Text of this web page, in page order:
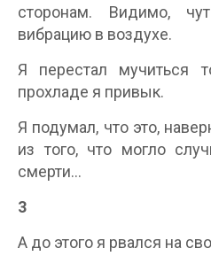
сторонам. Видимо,
вибрацию в воздухе.
Я перестал мучиться
прохладе я привык.
Я подумал, что это,
из того, что могло
смерти…
3
А до этого я рвался на